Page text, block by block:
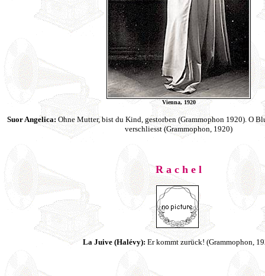
Vienna, 1920
Suor Angelica: Ohne Mutter, bist du Kind, gestorben (Grammophon 1920). O
verschliesst (Grammophon, 1920)
R a c h e l
La Juive (Halévy): Er kommt zurück! (Grammophon,